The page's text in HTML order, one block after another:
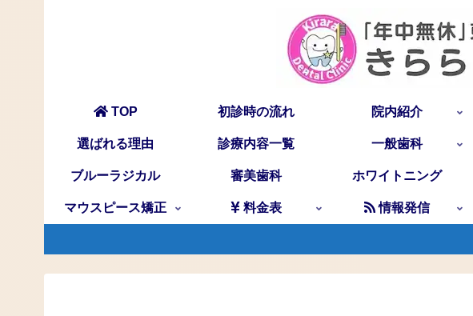
TOP 初診時の流れ 院内紹介
選ばれる理由 診療内容一覧 一般歯科
ブルーラジカル 審美歯科 ホワイトニング
マウスピース矯正 料金表 情報発信